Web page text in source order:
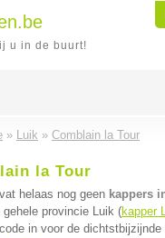
u in de buurt!
» Luik » Comblain la Tour
la Tour
helaas nog geen kappers
provincie Luik (kapper
in voor de